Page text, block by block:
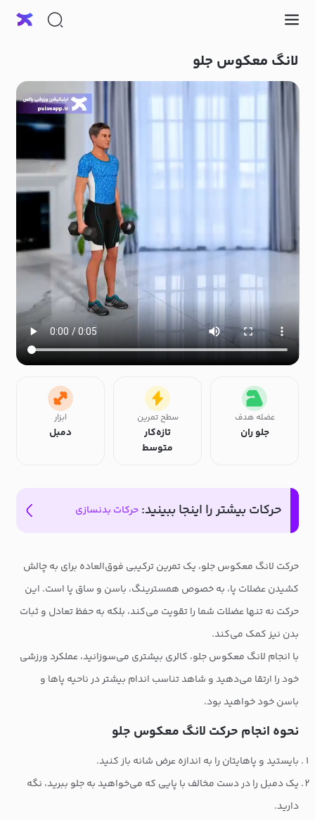
لانگ معکوس جلو
عضله هدف
جلو ران
سطح تمرین
تازه‌کار
متوسط
ابزار
دمبل
حرکات بیشتر را اینجا ببینید: حرکات بدنسازی
حرکت لانگ معکوس جلو، یک تمرین ترکیبی فوق‌العاده برای به چالش
کشیدن عضلات پا، به خصوص همسترینگ، باسن و ساق پا است. این
حرکت نه تنها عضلات شما را تقویت می‌کند، بلکه به حفظ تعادل و ثبات
بدن نیز کمک می‌کند.
با انجام لانگ معکوس جلو، کالری بیشتری می‌سوزانید، عملکرد ورزشی
خود را ارتقا می‌دهید و شاهد تناسب اندام بیشتر در ناحیه پاها و
باسن خود خواهید بود.
نحوه انجام حرکت لانگ معکوس جلو
بایستید و پاهایتان را به اندازه عرض شانه باز کنید.
یک دمبل را در دست مخالف با پایی که می‌خواهید به جلو ببرید، نگه
دارید.